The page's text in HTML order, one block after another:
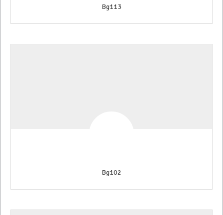
Bg113
Bg102